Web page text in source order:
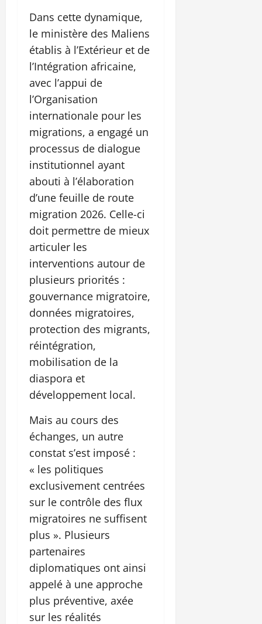
Dans cette dynamique,
le ministère des Maliens
établis à l’Extérieur et de
l’Intégration africaine,
avec l’appui de
l’Organisation
internationale pour les
migrations, a engagé un
processus de dialogue
institutionnel ayant
abouti à l’élaboration
d’une feuille de route
migration 2026. Celle-ci
doit permettre de mieux
articuler les
interventions autour de
plusieurs priorités :
gouvernance migratoire,
données migratoires,
protection des migrants,
réintégration,
mobilisation de la
diaspora et
développement local.
Mais au cours des
échanges, un autre
constat s’est imposé :
« les politiques
exclusivement centrées
sur le contrôle des flux
migratoires ne suffisent
plus ». Plusieurs
partenaires
diplomatiques ont ainsi
appelé à une approche
plus préventive, axée
sur les réalités